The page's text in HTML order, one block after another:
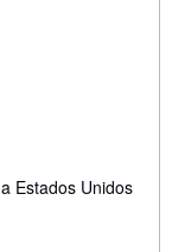
Estados Unidos